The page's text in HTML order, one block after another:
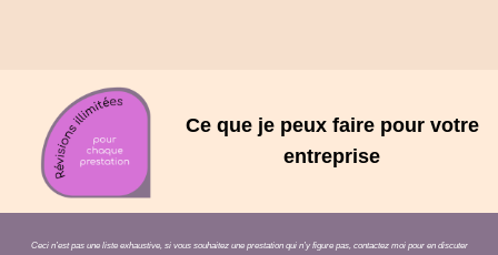
Ce que je peux faire pour votre
entreprise
Ceci n’est pas une liste exhaustive, si vous souhaitez une prestation qui n’y figure pas, contactez moi pour en discuter